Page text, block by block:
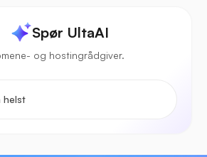
Spør UltaAI
og hostingrådgiver.